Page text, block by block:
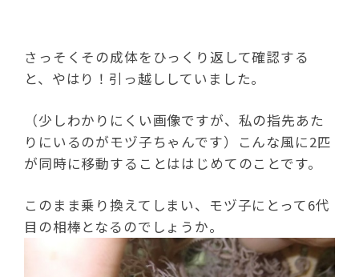
さっそくその成体をひっくり返して確認する
と、やはり！引っ越ししていました。
（少しわかりにくい画像ですが、私の指先あた
りにいるのがモヅ子ちゃんです）こんな風に2匹
が同時に移動することははじめてのことです。
このまま乗り換えてしまい、モヅ子にとって6代
目の相棒となるのでしょうか。